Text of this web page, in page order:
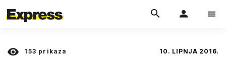
153 prikaza 10. LIPNJA 2016.